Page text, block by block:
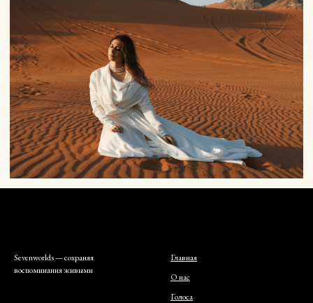
Sevenworlds — сохраняя
воспоминания живыми
Главная
О нас
Голоса